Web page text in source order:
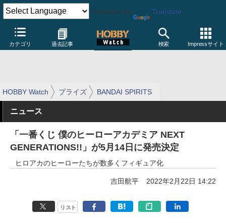
Powered by Translate
カテゴリ 過去記事 検索 Impressサイト
HOBBY Watch プライズ BANDAI SPIRITS
ニュース
「一番くじ 僕のヒーローアカデミア NEXT
GENERATIONS!!」が5月14日に発売決定
ヒロアカのヒーローたちが数多くフィギュア化
吉田航平 2022年2月22日 14:22
リスト